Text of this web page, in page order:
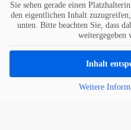
Sie sehen gerade einen
den eigentlichen Inhalt
unten. Bitte beachten Sie, dass
weitergegeben
Inhalt
Weitere